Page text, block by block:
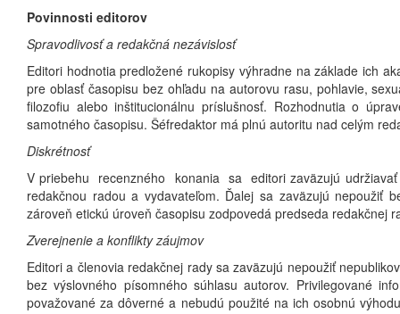
Povinnosti editorov
Spravodlivosť a redakčná nezávislosť
Editori hodnotia predložené rukopisy výhradne na základe ich
pre oblasť časopisu bez ohľadu na autorovu rasu, pohlavie,
filozofiu alebo inštitucionálnu príslušnosť. Rozhodnutia o
samotného časopisu. Šéfredaktor má plnú autoritu nad celým
Diskrétnosť
V priebehu recenzného konania sa editori zaväzujú udržiavať
redakčnou radou a vydavateľom. Ďalej sa zaväzujú nepoužiť
zároveň etickú úroveň časopisu zodpovedá predseda redakčnej
Zverejnenie a konflikty záujmov
Editori a členovia redakčnej rady sa zaväzujú nepoužiť
bez výslovného písomného súhlasu autorov. Privilegované
považované za dôverné a nebudú použité na ich osobnú